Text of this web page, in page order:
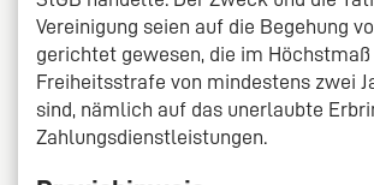
Vereinigung seien auf die Begehung
gerichtet gewesen, die im
Freiheitsstrafe von mindestens zwei
sind, nämlich auf das unerlaubte
Zahlungsdienstleistungen.